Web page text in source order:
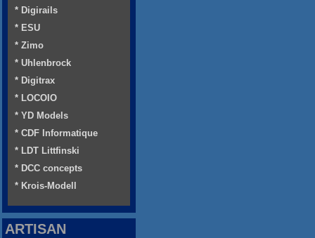
* Digirails
* ESU
* Zimo
* Uhlenbrock
* Digitrax
* LOCOIO
* YD Models
* CDF Informatique
* LDT Littfinski
* DCC concepts
* Krois-Modell
ARTISAN